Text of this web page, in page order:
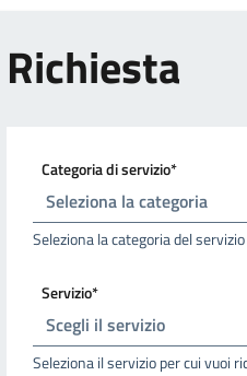
Richiesta
Categoria di servizio*
Seleziona la categoria del
Servizio*
Seleziona il servizio per cui vuoi